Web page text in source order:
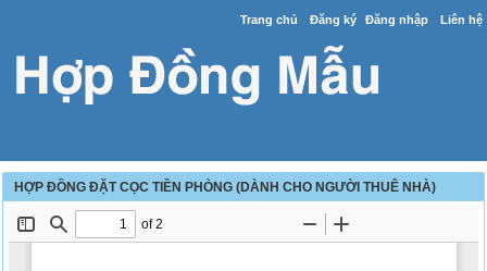
Trang chủ Đăng ký Đăng nhập Liên hệ
HỢP ĐỒNG ĐẶT CỌC TIỀN PHÒNG (DÀNH CHO NGƯỜI THUÊ NHÀ)